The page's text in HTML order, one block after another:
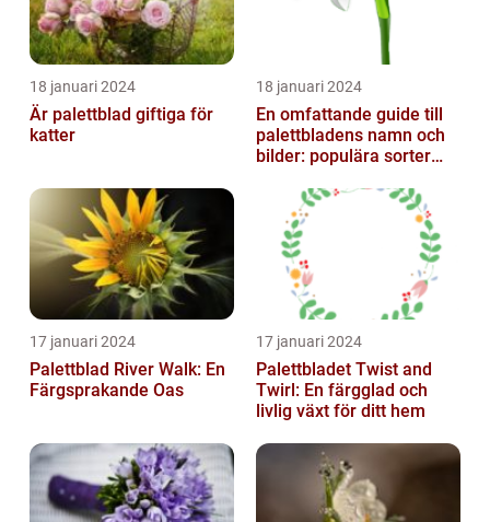
18 januari 2024
Är palettblad giftiga för
katter
18 januari 2024
En omfattande guide till
palettbladens namn och
bilder: populära sorter
17 januari 2024
Palettblad River Walk: En
Färgsprakande Oas
17 januari 2024
Palettbladet Twist and
Twirl: En färgglad och
livlig växt för ditt hem